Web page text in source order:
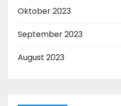
Oktober 2023
September 2023
August 2023